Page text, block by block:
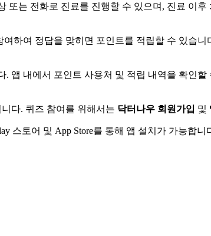
는 전화로 진료를 진행할 수 있으며, 진료 이후
하여 정답을 맞히면 포인트를 적립할 수 있습니
. 앱 내에서 포인트 사용처 및 적립 내역을 확인할
다. 퀴즈 참여를 위해서는 닥터나우 회원가입 및
스토어 및 App Store를 통해 앱 설치가 가능합니